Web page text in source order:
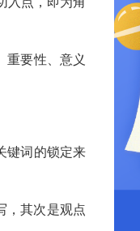
要性、意义
键词的锁定来
，其次是观点